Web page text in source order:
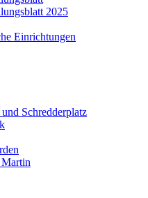
2025
Einrichtungen
Schredderplatz